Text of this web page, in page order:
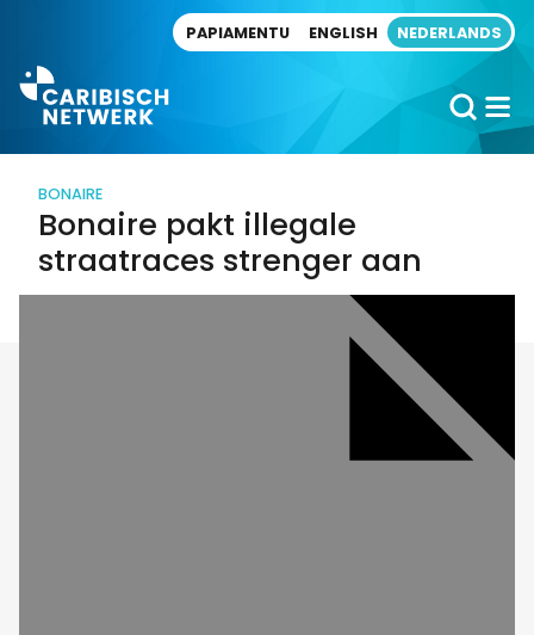
PAPIAMENTU ENGLISH NEDERLANDS
BONAIRE
Bonaire pakt illegale
straatraces strenger aan